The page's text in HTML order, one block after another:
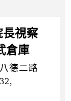
長視察
倉庫
德二路